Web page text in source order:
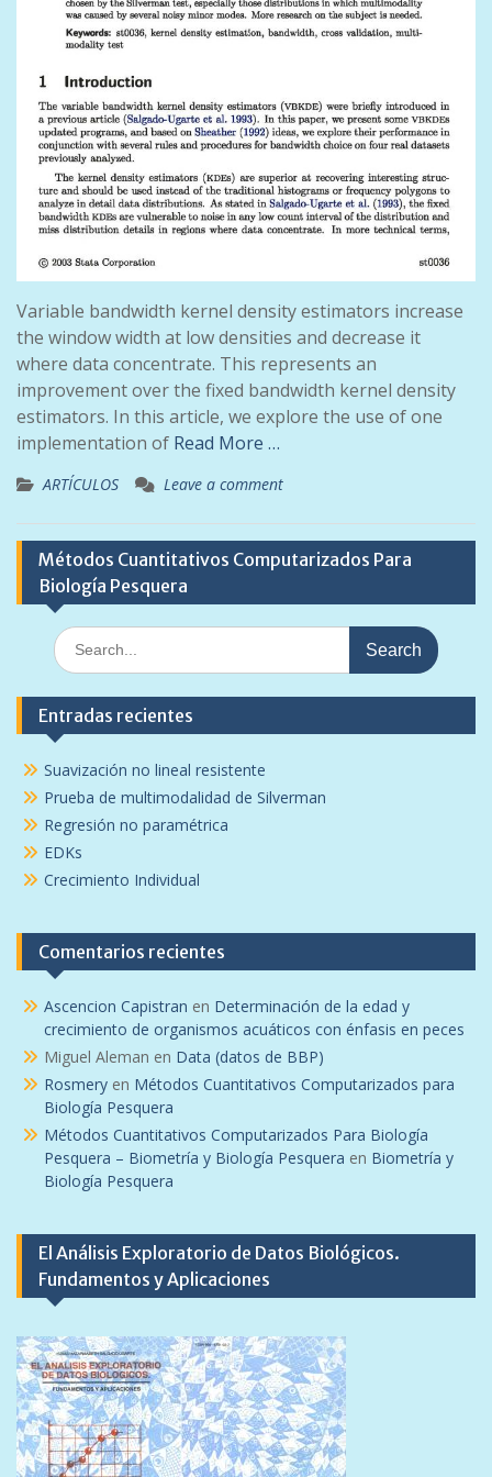
Variable bandwidth kernel density estimators increase
the window width at low densities and decrease it
where data concentrate. This represents an
improvement over the fixed bandwidth kernel density
estimators. In this article, we explore the use of one
implementation of Read More …
ARTÍCULOS Leave a comment
Métodos Cuantitativos Computarizados Para
Biología Pesquera
Search
for:
Entradas recientes
Suavización no lineal resistente
Prueba de multimodalidad de Silverman
Regresión no paramétrica
EDKs
Crecimiento Individual
Comentarios recientes
Ascencion Capistran en Determinación de la edad y
crecimiento de organismos acuáticos con énfasis en peces
Miguel Aleman en Data (datos de BBP)
Rosmery en Métodos Cuantitativos Computarizados para
Biología Pesquera
Métodos Cuantitativos Computarizados Para Biología
Pesquera – Biometría y Biología Pesquera en Biometría y
Biología Pesquera
El Análisis Exploratorio de Datos Biológicos.
Fundamentos y Aplicaciones